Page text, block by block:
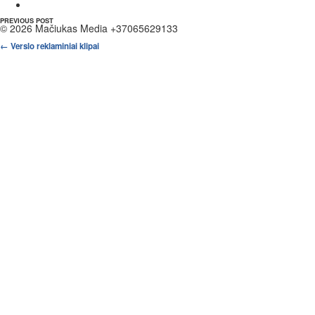
© 2026 Mačiukas Media +37065629133
PREVIOUS POST
← Verslo reklaminiai klipai